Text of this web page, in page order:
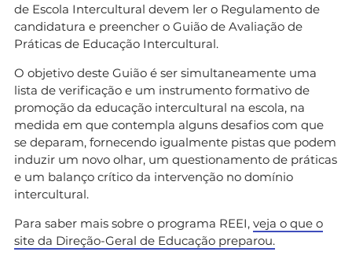
de Escola Intercultural devem ler o Regulamento de
candidatura e preencher o Guião de Avaliação de
Práticas de Educação Intercultural.
O objetivo deste Guião é ser simultaneamente uma
lista de verificação e um instrumento formativo de
promoção da educação intercultural na escola, na
medida em que contempla alguns desafios com que
se deparam, fornecendo igualmente pistas que podem
induzir um novo olhar, um questionamento de práticas
e um balanço crítico da intervenção no domínio
intercultural.
Para saber mais sobre o programa REEI, veja o que o
site da Direção-Geral de Educação preparou.